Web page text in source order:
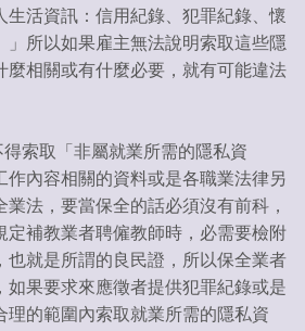
生活資訊：信用紀錄、犯罪紀錄、懷
」所以如果雇主無法說明索取這些隱
麼相關或有什麼必要，就有可能違法
索取「非屬就業所需的隱私資
作內容相關的資料或是各職業法律另
法，要當保全的話必須沒有前科，
定補教業者聘僱教師時，必需要檢附
也就是所謂的良民證，所以保全業者
如果要求來應徵者提供犯罪紀錄或是
理的範圍內索取就業所需的隱私資